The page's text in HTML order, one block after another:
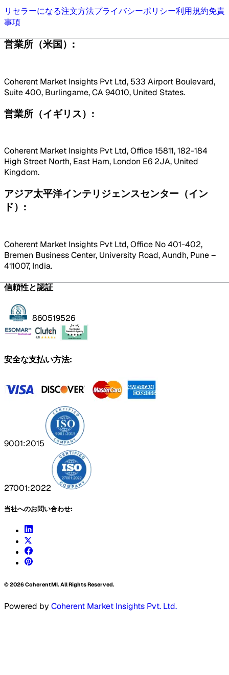
リセラーになる注文方法プライバシーポリシー利用規約免責
事項
営業所（米国）:
Coherent Market Insights Pvt Ltd, 533 Airport Boulevard,
Suite 400, Burlingame, CA 94010, United States.
営業所（イギリス）:
Coherent Market Insights Pvt Ltd, Office 15811, 182-184
High Street North, East Ham, London E6 2JA, United
Kingdom.
アジア太平洋インテリジェンスセンター（イン
ド）:
Coherent Market Insights Pvt Ltd, Office No 401-402,
Bremen Business Center, University Road, Aundh, Pune –
411007, India.
信頼性と認証
860519526
安全な支払い方法:
9001:2015
27001:2022
当社へのお問い合わせ:
©2026CoherentMI. All Rights Reserved.
Powered by Coherent Market Insights Pvt. Ltd.